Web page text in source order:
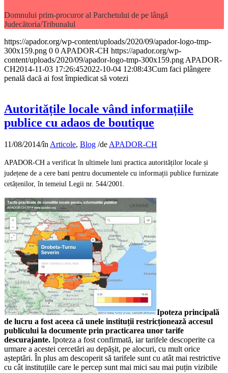
Domnului prim-procuror al Parchetului de pe lângă
Judecătoria/Tribunalul
https://apador.org/wp-content/uploads/2020/09/apador-logo-tmp-
300x159.png 0 0 APADOR-CH https://apador.org/wp-
content/uploads/2020/09/apador-logo-tmp-300x159.png APADOR-
CH2014-11-03 17:26:452022-10-04 12:08:43Cum faci plângere
penală dacă ai fost împiedicat să votezi
Autoritățile locale vând informațiile
publice cu adaos de boutique
11/08/2014/în Articole, Blog /de APADOR-CH
APADOR-CH a verificat în ultimele luni practica autorităților locale și
județene de a cere bani pentru documentele cu informații publice furnizate
cetățenilor, în temeiul Legii nr. 544/2001.
Ipoteza principală
de lucru a fost aceea că unele instituții restricționează accesul
publicului la documente prin practicarea unor tarife
descurajante. Ipoteza a fost confirmată, iar tarifele descoperite ca
urmare a acestei cercetări au depășit, pe alocuri, cu mult orice
așteptări. În plus am descoperit să tarifele sunt cu atât mai restrictive
cu cât instituțiile care le percep sunt mai mici sau mai puțin vizibile